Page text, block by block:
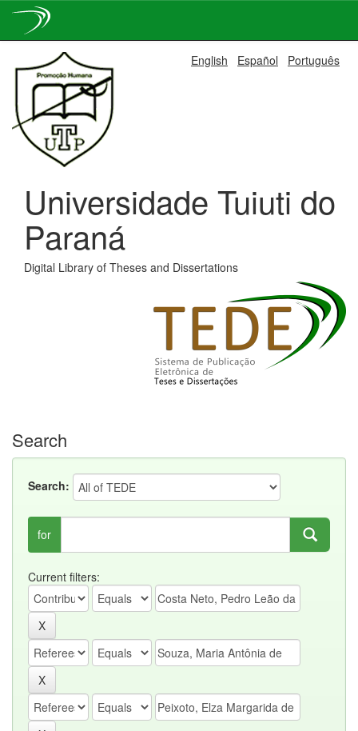
navigation
English Español Português
Universidade Tuiuti do
Paraná
Digital Library of Theses and Dissertations
Search
Search:
for
Current filters: